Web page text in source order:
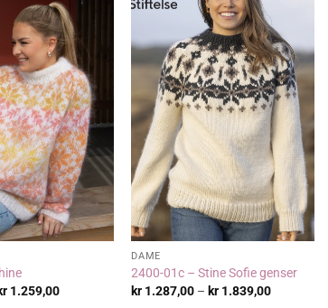
1.259,00Prisområde:
DAME
2400-01c – Stine Sofie genser
kr 1.287,00 – kr 1.839,00